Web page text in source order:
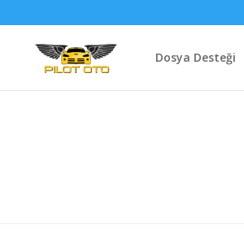
Dosya Desteği